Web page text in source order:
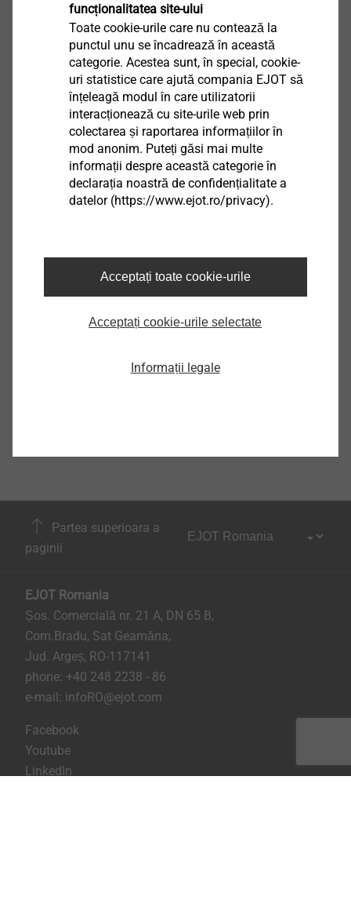
Vizualizare produs
EJOT ALtracs®Xt
Vizualizare produs
Partea superioara a
paginii
EJOT Romania
Șos. Comercială nr. 21 A, DN 65 B,
Com.Bradu, Sat Geamăna,
Jud. Argeș, RO-117141
phone: +40 248 2238 - 86
e-mail: infoRO@ejot.com
Facebook
Youtube
LinkedIn
funcționalitatea site-ului
Toate cookie-urile care nu contează la
punctul unu se încadrează în această
categorie. Acestea sunt, în special, cookie-
uri statistice care ajută compania EJOT să
înțeleagă modul în care utilizatorii
interacționează cu site-urile web prin
colectarea și raportarea informațiilor în
mod anonim. Puteți găsi mai multe
informații despre această categorie în
declarația noastră de confidențialitate a
datelor (https://www.ejot.ro/privacy).
Acceptați toate cookie-urile
Acceptați cookie-urile selectate
Informații legale